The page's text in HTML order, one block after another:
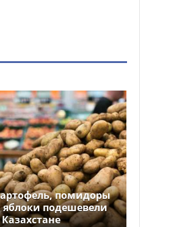
помидоры
яблоки подешевели